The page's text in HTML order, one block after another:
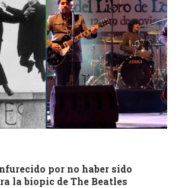
por no haber sido
la biopic de The Beatles